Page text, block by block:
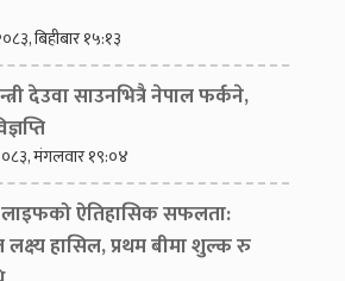
बिहीबार १५:१३
देउवा साउनभित्रै नेपाल फर्कने,
मंगलवार १९:०४
लाइफको ऐतिहासिक सफलता:
लक्ष्य हासिल, प्रथम बीमा शुल्क रु